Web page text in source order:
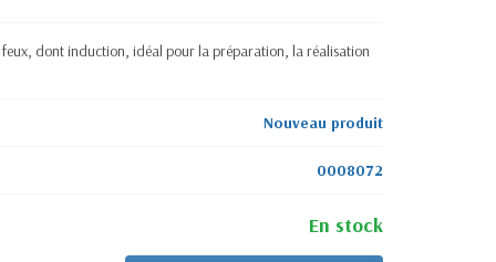
dont induction, idéal pour la préparation, la réalisation
Nouveau produit
0008072
En stock